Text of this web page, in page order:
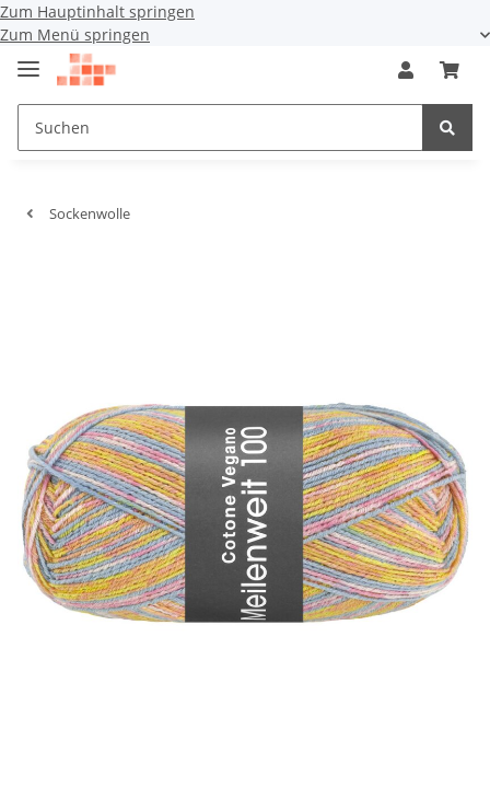
Zum Hauptinhalt springen
Zum Menü springen
Sockenwolle